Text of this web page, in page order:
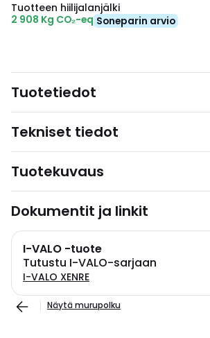
Tuotteen hiilijalanjälki
2 908 Kg CO₂-eq Soneparin arvio
Tuotetiedot
Tekniset tiedot
Tuotekuvaus
Dokumentit ja linkit
I-VALO -tuote
Tutustu I-VALO-sarjaan
I-VALO XENRE
Näytä murupolku